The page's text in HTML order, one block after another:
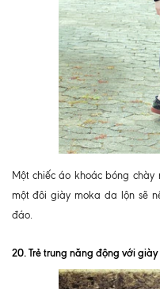
Một chiếc áo khoác bóng
một đôi giày moka da lộn sẽ
đáo.
20. Trẻ trung năng động với